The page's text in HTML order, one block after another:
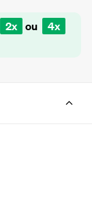
2x ou 4x